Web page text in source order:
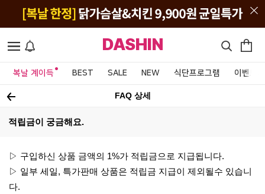
DASHIN
복날 계이득 BEST SALE NEW 식단프로그램 이벤트&
FAQ 상세
적립금이 궁금해요.
▷ 구입하신 상품 금액의 1%가 적립금으로 지급됩니다.
▷ 일부 세일, 특가판매 상품은 적립금 지급이 제외될수 있습니
다.